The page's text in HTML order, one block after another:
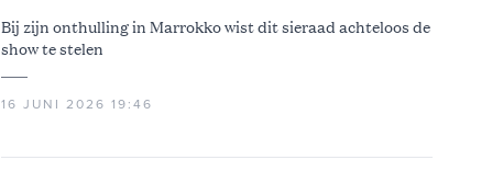
Bij zijn onthulling in Marrokko wist dit sieraad achteloos de
show te stelen
16 JUNI 2026 19:46